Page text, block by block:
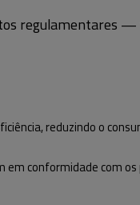
regulamentares
reduzindo o
conformidade com